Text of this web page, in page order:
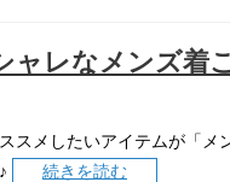
ャレなメンズ着
スメしたいアイテムが「
続きを読む